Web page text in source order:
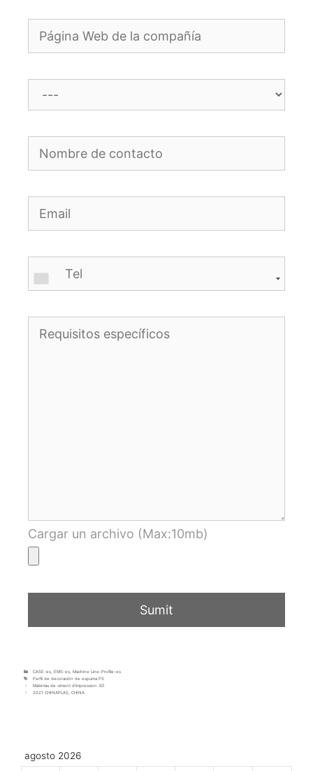
Cargar un archivo (Max:10mb)
CASE-es, EMS-es, Machine Line-Profile-es
Perfil de decoración de espuma PS
Matériau de ciment d’impression 3D
2021 CHINAPLAS, CHINA
agosto 2026